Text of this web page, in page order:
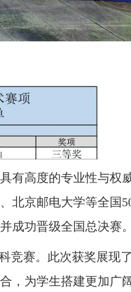
有高度的专业性与权
北京邮电大学等全国
成功晋级全国总决赛。
竞赛。此次获奖展现
，为学生搭建更加广